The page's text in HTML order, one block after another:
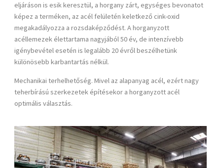
eljáráson is esik keresztül, a horgany zárt, egységes bevonatot
képez a terméken, az acél felületén keletkező cink-oxid
megakadályozza a rozsdaképződést. Ahorganyzott
acéllemezekélettartama nagyjából 50 év, de intenzívebb
igénybevétel esetén is legalább 20 évről beszélhetünk
különösebb karbantartás nélkül.
Mechanikai terhelhetőség. Mivel az alapanyag acél, ezért nagy
teherbírású szerkezetek építésekor a horganyzott acél
optimális választás.